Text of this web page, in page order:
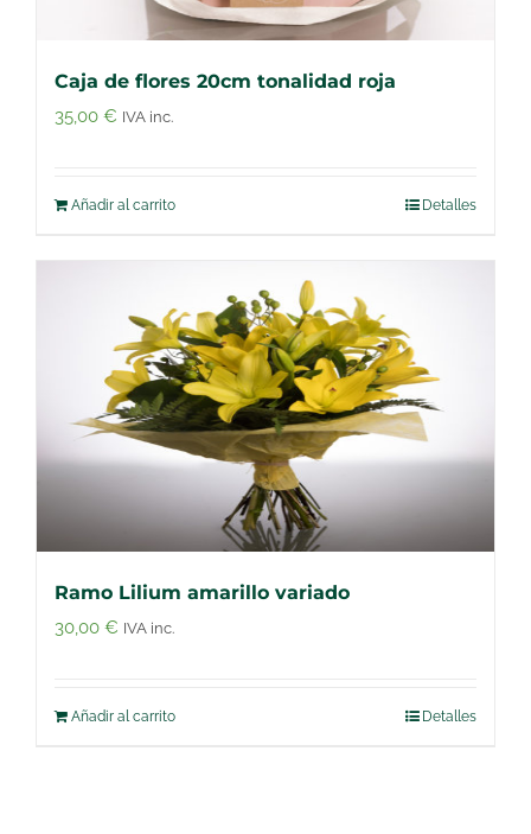
Caja de flores 20cm tonalidad roja
35,00 € IVA inc.
Añadir al carrito Detalles
Ramo Lilium amarillo variado
30,00 € IVA inc.
Añadir al carrito Detalles